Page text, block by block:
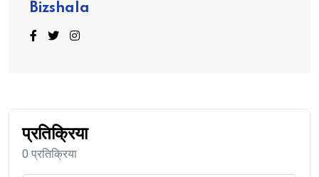
Bizshala
प्रतिक्रिया
0 प्रतिक्रिया